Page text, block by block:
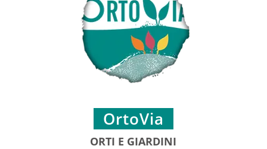
OrtoVia
ORTI E GIARDINI